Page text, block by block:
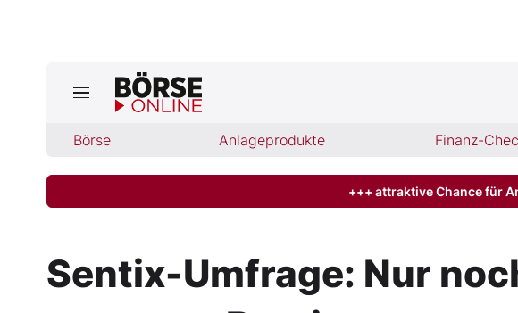
Börse Anlageprodukte Finanz-
Börse
Abo & Shop
+++ attraktive Chance für
Sentix-Umfrage: Nur